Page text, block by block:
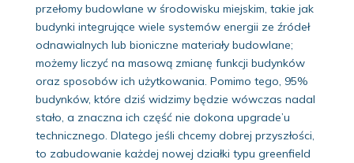
przełomy budowlane w środowisku miejskim, takie jak
budynki integrujące wiele systemów energii ze źródeł
odnawialnych lub bioniczne materiały budowlane;
możemy liczyć na masową zmianę funkcji budynków
oraz sposobów ich użytkowania. Pomimo tego, 95%
budynków, które dziś widzimy będzie wówczas nadal
stało, a znaczna ich część nie dokona upgrade’u
technicznego. Dlatego jeśli chcemy dobrej przyszłości,
to zabudowanie każdej nowej działki typu greenfield